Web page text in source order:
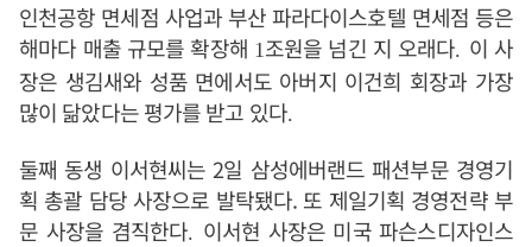
인천공항 면세점 사업과 부산 파라다이스호텔 면세점 등은
해마다 매출 규모를 확장해 1조원을 넘긴 지 오래다. 이 사
장은 생김새와 성품 면에서도 아버지 이건희 회장과 가장
많이 닮았다는 평가를 받고 있다.
둘째 동생 이서현씨는 2일 삼성에버랜드 패션부문 경영기
획 총괄 담당 사장으로 발탁됐다. 또 제일기획 경영전략 부
문 사장을 겸직한다. 이서현 사장은 미국 파슨스디자인스